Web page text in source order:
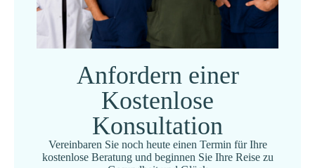
Anfordern einer
Kostenlose
Konsultation
Vereinbaren Sie noch heute einen Termin für Ihre
kostenlose Beratung und beginnen Sie Ihre Reise zu